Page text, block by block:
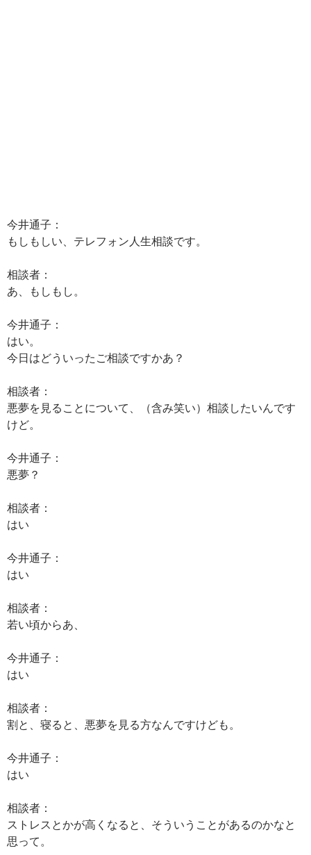
今井通子：
もしもしい、テレフォン人生相談です。
相談者：
あ、もしもし。
今井通子：
はい。
今日はどういったご相談ですかあ？
相談者：
悪夢を見ることについて、（含み笑い）相談したいんです
けど。
今井通子：
悪夢？
相談者：
はい
今井通子：
はい
相談者：
若い頃からあ、
今井通子：
はい
相談者：
割と、寝ると、悪夢を見る方なんですけども。
今井通子：
はい
相談者：
ストレスとかが高くなると、そういうことがあるのかなと
思って。